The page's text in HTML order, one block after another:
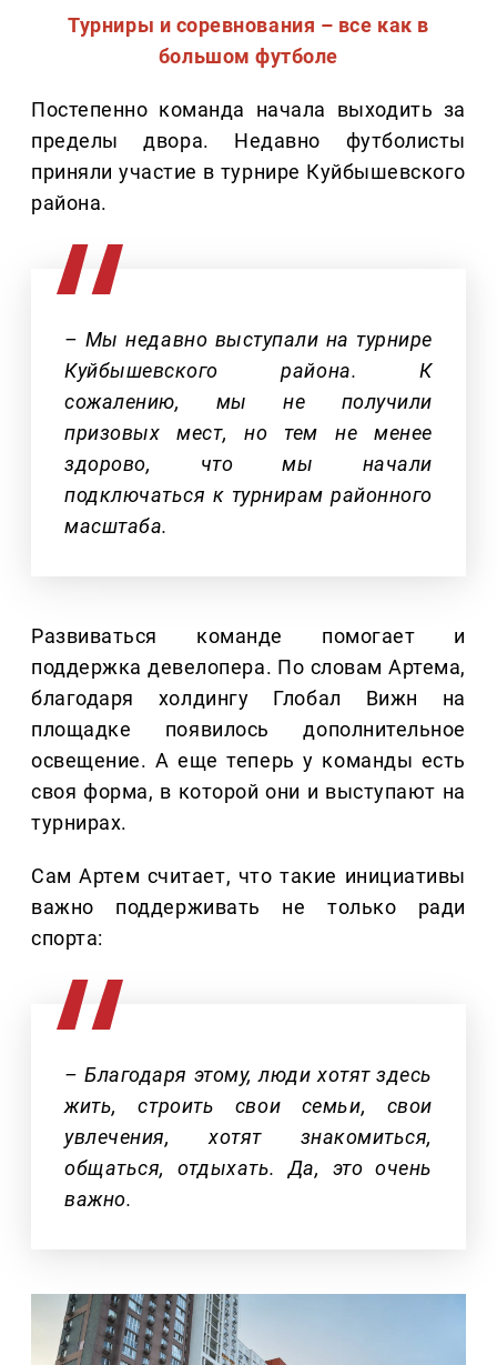
Турниры и соревнования – все как в
большом футболе
Постепенно команда начала выходить за
пределы двора. Недавно футболисты
приняли участие в турнире Куйбышевского
района.
– Мы недавно выступали на турнире
Куйбышевского района. К
сожалению, мы не получили
призовых мест, но тем не менее
здорово, что мы начали
подключаться к турнирам районного
масштаба.
Развиваться команде помогает и
поддержка девелопера. По словам Артема,
благодаря холдингу Глобал Вижн на
площадке появилось дополнительное
освещение. А еще теперь у команды есть
своя форма, в которой они и выступают на
турнирах.
Сам Артем считает, что такие инициативы
важно поддерживать не только ради
спорта:
– Благодаря этому, люди хотят здесь
жить, строить свои семьи, свои
увлечения, хотят знакомиться,
общаться, отдыхать. Да, это очень
важно.